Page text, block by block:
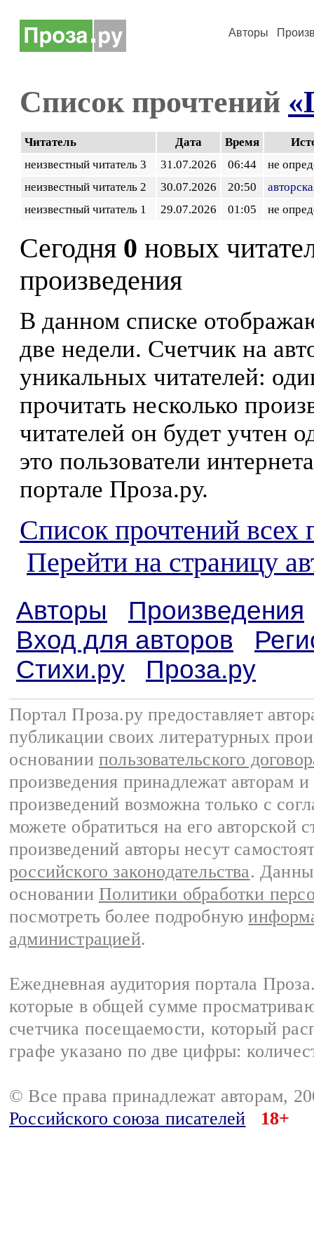
Авторы
Список прочтений
Читатель Дата Время
неизвестный читатель 3
31.07.2026 06:44
не
неизвестный читатель 2
30.07.2026 20:50
неизвестный читатель 1
29.07.2026 01:05 не
Сегодня 0 новых
произведения
В данном списке
две недели. Счетчик на
уникальных читателей:
прочитать несколько
читателей он будет учтен
это пользователи
портале Проза.ру.
Список прочтений всех
Перейти на страницу
Авторы
Произведения
Вход для авторов
Стихи.ру
Проза.ру
Портал Проза.ру предоставляет
публикации своих литературных
основании пользовательского
произведения принадлежат авторам
произведений возможна только с
можете обратиться на его авторской
произведений авторы несут
российского законодательства.
основании Политики обработки
посмотреть более подробную
администрацией.
Ежедневная аудитория портала
которые в общей сумме
счетчика посещаемости, который
графе указано по две цифры:
© Все права принадлежат авторам,
Российского союза писателей
18+